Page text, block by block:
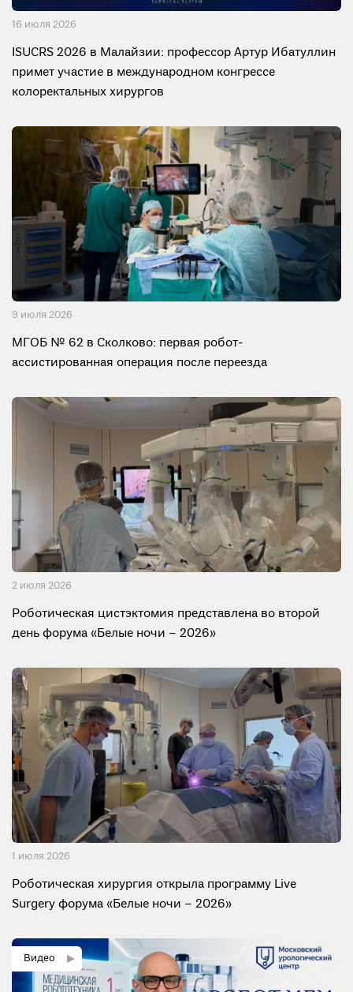
16 июля 2026
ISUCRS 2026 в Малайзии: профессор Артур Ибатуллин
примет участие в международном конгрессе
колоректальных хирургов
9 июля 2026
МГОБ № 62 в Сколково: первая робот-
ассистированная операция после переезда
2 июля 2026
Роботическая цистэктомия представлена во второй
день форума «Белые ночи – 2026»
1 июля 2026
Роботическая хирургия открыла программу Live
Surgery форума «Белые ночи – 2026»